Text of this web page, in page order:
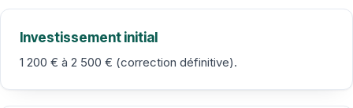
Investissement initial
1 200 € à 2 500 € (correction définitive).